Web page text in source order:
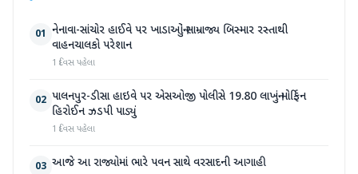
01 નેનાવા-સાંચોર હાઈવે પર ખાડાઓનું સામ્રાજ્ય બિસ્માર રસ્તાથી
વાહનચાલકો પરેશાન
1 દિવસ પહેલા
02 પાલનપુર-ડીસા હાઇવે પર એસઓજી પોલીસે 19.80 લાખનું મોર્ફિન
હિરોઈન ઝડપી પાડ્યું
1 દિવસ પહેલા
03 આજે આ રાજ્યોમાં ભારે પવન સાથે વરસાદની આગાહી